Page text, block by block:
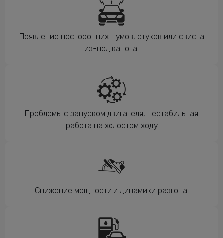
Появление посторонних шумов, стуков или свиста
из-под капота.
Проблемы с запуском двигателя, нестабильная
работа на холостом ходу
Снижение мощности и динамики разгона.